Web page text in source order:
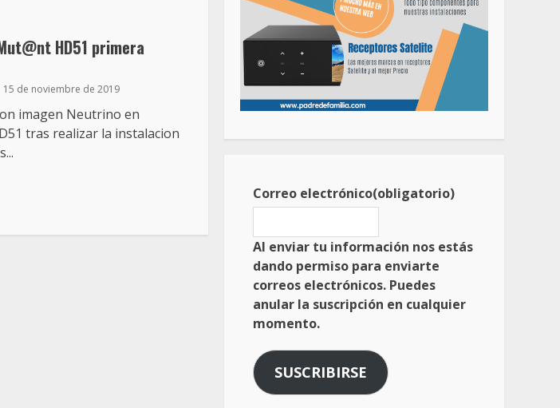
HD51 primera
15 de noviembre de 2019
imagen Neutrino en
tras realizar la instalacion
Correo electrónico(obligatorio)
Al enviar tu información nos estás
dando permiso para enviarte
correos electrónicos. Puedes
anular la suscripción en cualquier
momento.
SUSCRIBIRSE